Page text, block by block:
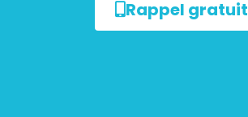
Rappel gratuit